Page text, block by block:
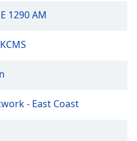
1290 AM
- East Coast